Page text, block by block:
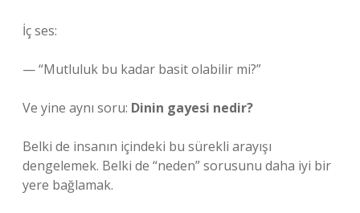
İç ses:
— “Mutluluk bu kadar basit olabilir mi?”
Ve yine aynı soru: Dinin gayesi nedir?
Belki de insanın içindeki bu sürekli arayışı
dengelemek. Belki de “neden” sorusunu daha iyi bir
yere bağlamak.